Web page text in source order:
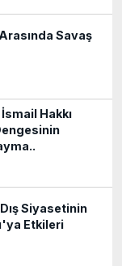
Savaş
Hakkı
Siyasetinin
Etkileri